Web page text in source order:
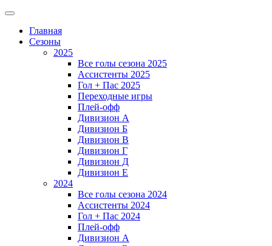
Главная
Сезоны
2025
Все голы сезона 2025
Ассистенты 2025
Гол + Пас 2025
Переходные игры
Плей-офф
Дивизион A
Дивизион Б
Дивизион В
Дивизион Г
Дивизион Д
Дивизион Е
2024
Все голы сезона 2024
Ассистенты 2024
Гол + Пас 2024
Плей-офф
Дивизион A